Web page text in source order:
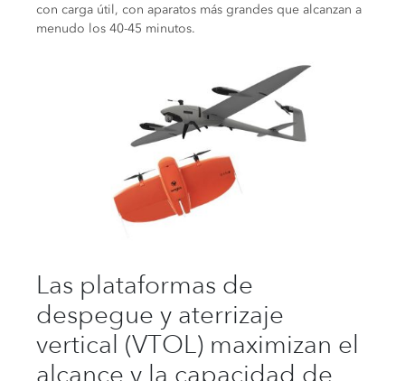
con carga útil, con aparatos más grandes que alcanzan a
menudo los 40-45 minutos.
Las plataformas de
despegue y aterrizaje
vertical (VTOL) maximizan el
alcance y la capacidad de